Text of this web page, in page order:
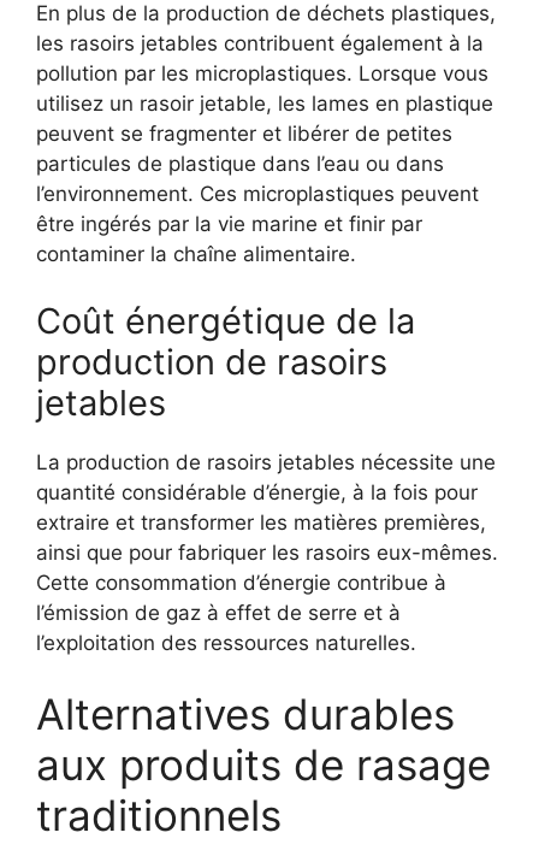
En plus de la production de déchets plastiques,
les rasoirs jetables contribuent également à la
pollution par les microplastiques. Lorsque vous
utilisez un rasoir jetable, les lames en plastique
peuvent se fragmenter et libérer de petites
particules de plastique dans l’eau ou dans
l’environnement. Ces microplastiques peuvent
être ingérés par la vie marine et finir par
contaminer la chaîne alimentaire.
Coût énergétique de la
production de rasoirs
jetables
La production de rasoirs jetables nécessite une
quantité considérable d’énergie, à la fois pour
extraire et transformer les matières premières,
ainsi que pour fabriquer les rasoirs eux-mêmes.
Cette consommation d’énergie contribue à
l’émission de gaz à effet de serre et à
l’exploitation des ressources naturelles.
Alternatives durables
aux produits de rasage
traditionnels